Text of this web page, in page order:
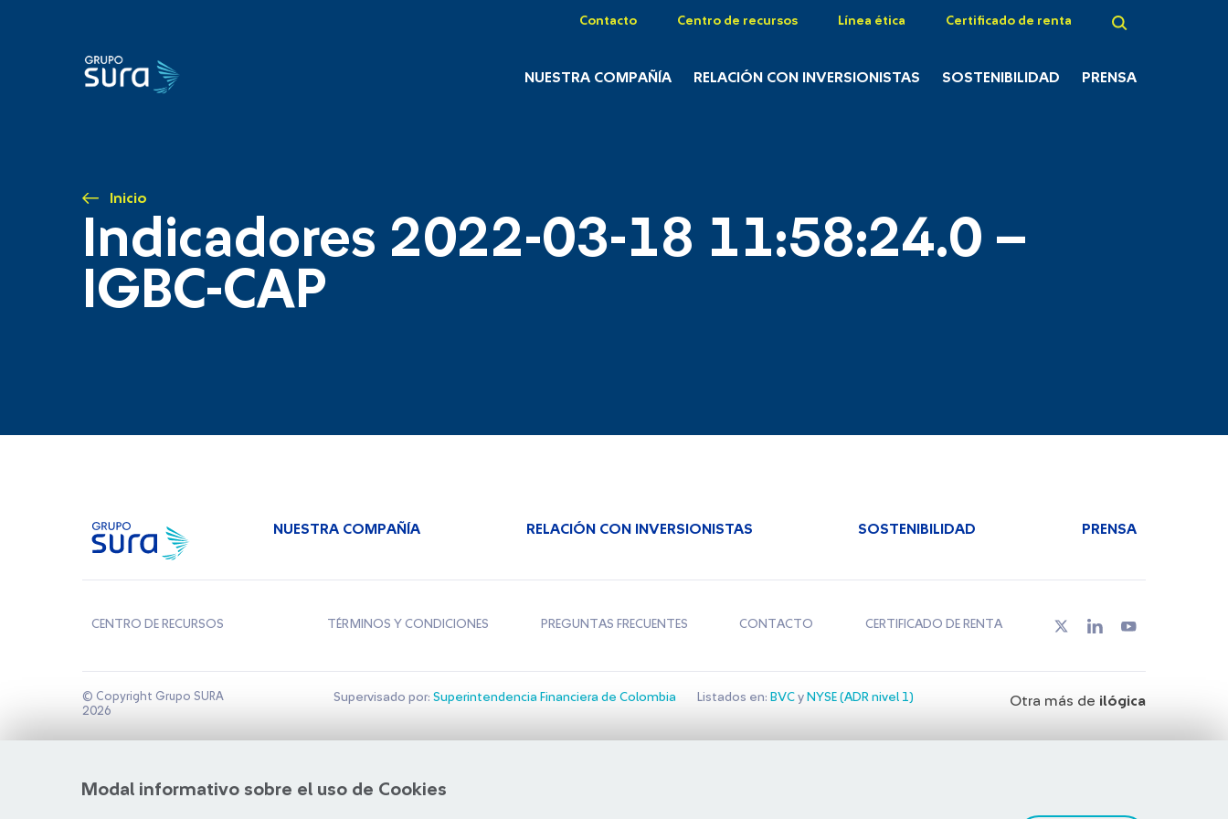
Contacto Centro de recursos Línea ética Certificado de renta
NUESTRA COMPAÑÍA RELACIÓN CON INVERSIONISTAS SOSTENIBILIDAD PRENSA
Inicio
Indicadores 2022-03-18 11:58:24.0 –
IGBC-CAP
Modal informativo sobre el uso de Cookies
NUESTRA COMPAÑÍA RELACIÓN CON INVERSIONISTAS SOSTENIBILIDAD PRENSA
CENTRO DE RECURSOS TÉRMINOS Y CONDICIONES PREGUNTAS FRECUENTES CONTACTO CERTIFICADO DE RENTA
© Copyright Grupo SURA
2026
Supervisado por: Superintendencia Financiera de Colombia Listados en: BVCy NYSE (ADR nivel 1) Otra más de ilógica